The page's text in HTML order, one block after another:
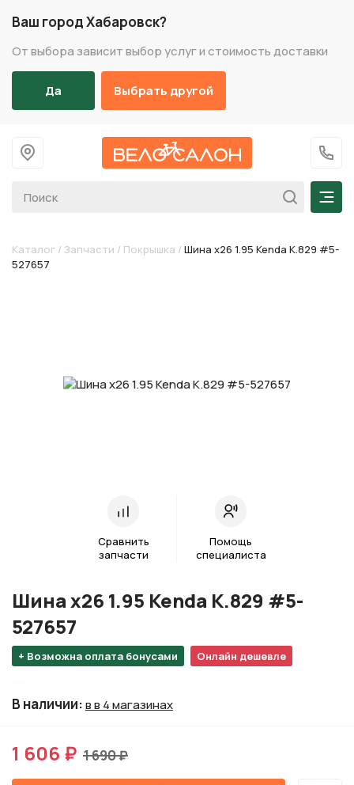
Ваш город Хабаровск?
От выбора зависит выбор услуг и стоимость доставки
Да Выбрать другой
На главную
+7
Каталог / Запчасти / Покрышка / Шина х26 1.95 Kenda K.829 #5-
527657
Сравнить
запчасти
Помощь
специалиста
+ Возможна оплата бонусами Онлайн дешевле
Шина х26 1.95 Kenda K.829 #5-
527657
В наличии:в в 4 магазинах
1 606 ₽ 1 690 ₽